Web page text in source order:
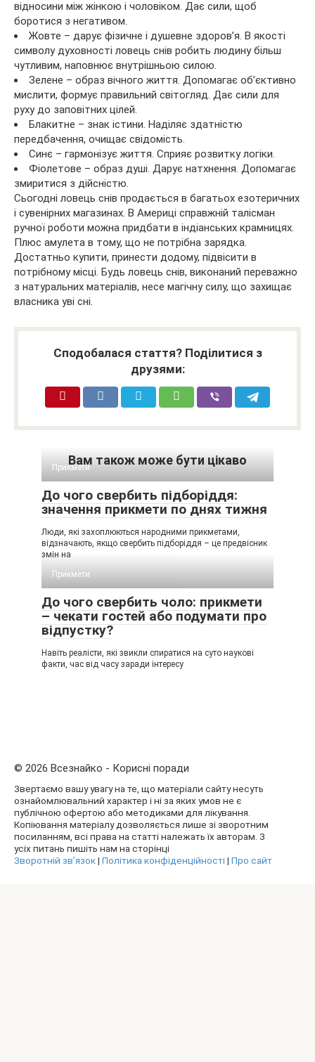
відносини між жінкою і чоловіком. Дає сили, щоб
боротися з негативом.
Жовте – дарує фізичне і душевне здоров’я. В якості
символу духовності ловець снів робить людину більш
чутливим, наповнює внутрішньою силою.
Зелене – образ вічного життя. Допомагає об’єктивно
мислити, формує правильний світогляд. Дає сили для
руху до заповітних цілей.
Блакитне – знак істини. Наділяє здатністю
передбачення, очищає свідомість.
Синє – гармонізує життя. Сприяє розвитку логіки.
Фіолетове – образ душі. Дарує натхнення. Допомагає
змиритися з дійсністю.
Сьогодні ловець снів продається в багатьох езотеричних
і сувенірних магазинах. В Америці справжній талісман
ручної роботи можна придбати в індіанських крамницях.
Плюс амулета в тому, що не потрібна зарядка.
Достатньо купити, принести додому, підвісити в
потрібному місці. Будь ловець снів, виконаний переважно
з натуральних матеріалів, несе магічну силу, що захищає
власника уві сні.
Сподобалася стаття? Поділитися з
друзями:
Вам також може бути цікаво
Прикмети
До чого свербить підборіддя:
значення прикмети по днях тижня
Люди, які захоплюються народними прикметами,
відзначають, якщо свербить підборіддя – це предвісник
змін на
Прикмети
До чого свербить чоло: прикмети
– чекати гостей або подумати про
відпустку?
Навіть реалісти, які звикли спиратися на суто наукові
факти, час від часу заради інтересу
© 2026 Всезнайко - Корисні поради
Звертаємо вашу увагу на те, що матеріали сайту несуть
ознайомлювальний характер і ні за яких умов не є
публічною офертою або методиками для лікування.
Копіювання матеріалу дозволяється лише зі зворотним
посиланням, всі права на статті належать їх авторам. З
усіх питань пишіть нам на сторінці
Зворотній зв’язок| Політика конфіденційності| Про сайт